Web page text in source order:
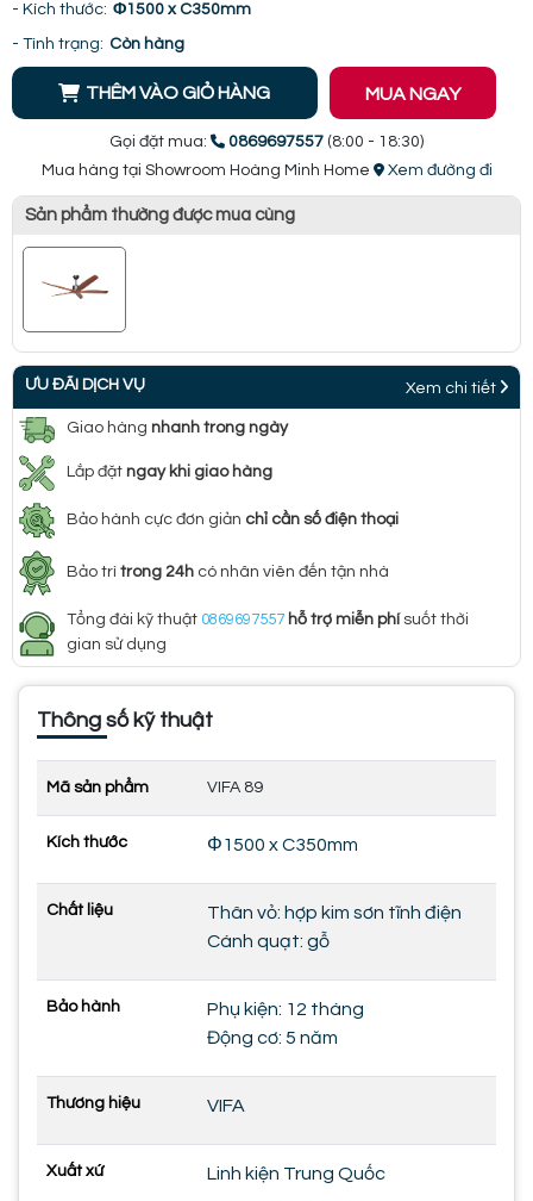
- Kích thước: Φ1500 x C350mm
- Tình trạng: Còn hàng
THÊM VÀO GIỎ HÀNG MUA NGAY
Gọi đặt mua: 0869697557 (8:00 - 18:30)
Mua hàng tại Showroom Hoàng Minh Home
Xem đường đi
Sản phẩm thường được mua cùng
ƯU ĐÃI DỊCH VỤ Xem chi tiết
Giao hàng nhanh trong ngày
Lắp đặt ngay khi giao hàng
Bảo hành cực đơn giản chỉ cần số điện thoại
Bảo trì trong 24h có nhân viên đến tận nhà
Tổng đài kỹ thuật 0869697557 hỗ trợ miễn phí suốt thời
gian sử dụng
Thông số kỹ thuật
Mã sản phẩm VIFA 89
Kích thước Φ1500 x C350mm
Chất liệu
Thân vỏ: hợp kim sơn tĩnh điện
Cánh quạt: gỗ
Bảo hành
Phụ kiện: 12 tháng
Động cơ: 5 năm
Thương hiệu VIFA
Xuất xứ
Linh kiện Trung Quốc